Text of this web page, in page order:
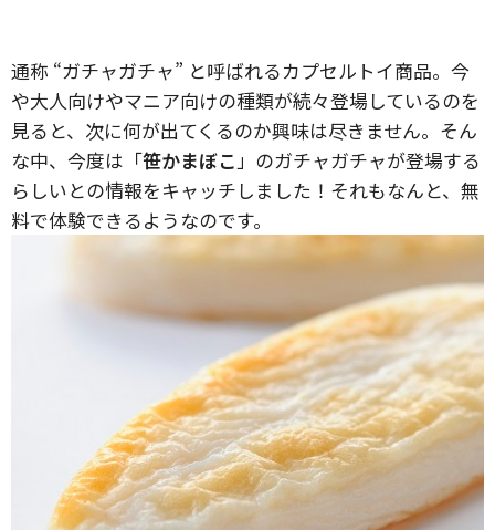
通称 “ガチャガチャ” と呼ばれるカプセルトイ商品。今
や大人向けやマニア向けの種類が続々登場しているのを
見ると、次に何が出てくるのか興味は尽きません。そん
な中、今度は「笹かまぼこ」のガチャガチャが登場する
らしいとの情報をキャッチしました！それもなんと、無
料で体験できるようなのです。